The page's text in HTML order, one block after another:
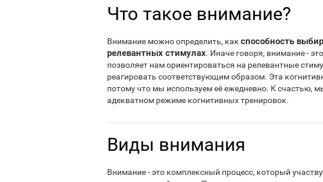
Что такое внимание?
Внимание можно определить, как способность
релевантных стимулах. Иначе говоря, внимание -
позволяет нам ориентироваться на релевантные
реагировать соответствующим образом. Эта
потому что мы используем её ежедневно. К счастью,
адекватном режиме когнитивных тренировок.
Виды внимания
Внимание - это комплексный процесс, который